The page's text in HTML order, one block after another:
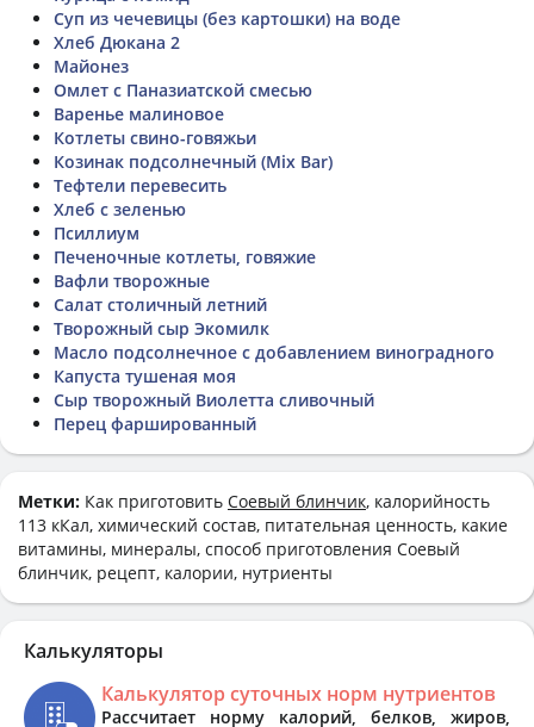
Суп из чечевицы (без картошки) на воде
Хлеб Дюкана 2
Майонез
Омлет с Паназиатской смесью
Варенье малиновое
Котлеты свино-говяжьи
Козинак подсолнечный (Mix Bar)
Тефтели перевесить
Хлеб с зеленью
Псиллиум
Печеночные котлеты, говяжие
Вафли творожные
Салат столичный летний
Творожный сыр Экомилк
Масло подсолнечное с добавлением виноградного
Капуста тушеная моя
Сыр творожный Виолетта сливочный
Перец фаршированный
Метки: Как приготовить Соевый блинчик, калорийность
113 кКал, химический состав, питательная ценность, какие
витамины, минералы, способ приготовления Соевый
блинчик, рецепт, калории, нутриенты
Калькуляторы
Калькулятор суточных норм нутриентов
Рассчитает норму калорий, белков, жиров,